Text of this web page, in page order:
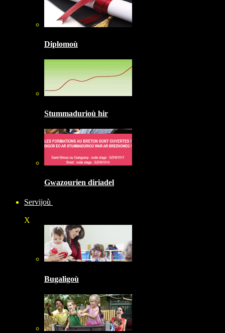
Diplomoù
Stummadurioù hir
Gwazourien diriadel
Servijoù
X
Bugaligoù